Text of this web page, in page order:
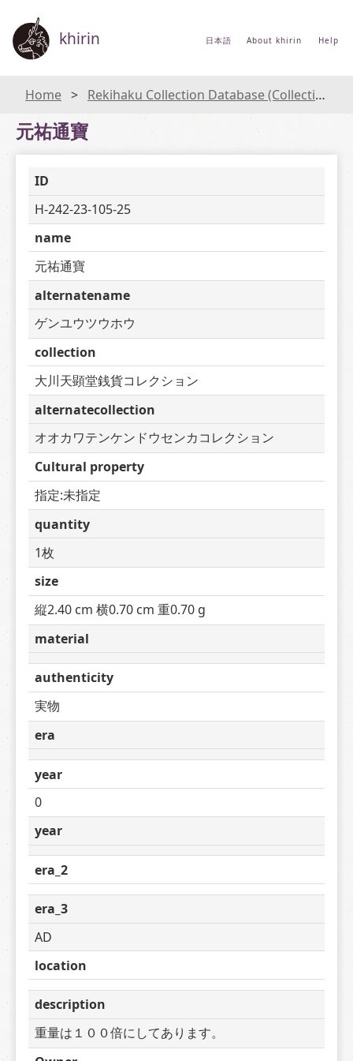
khirin 日本語 About khirin Help
Home Rekihaku Collection Database (Collections Database of the National Museum of Japanese History)
元祐通寶
ID
H-242-23-105-25
name
元祐通寶
alternatename
ゲンユウツウホウ
collection
大川天顕堂銭貨コレクション
alternatecollection
オオカワテンケンドウセンカコレクション
Cultural property
指定:未指定
quantity
1枚
size
縦2.40 cm 横0.70 cm 重0.70 g
material
authenticity
実物
era
year
0
year
era_2
era_3
AD
location
description
重量は１００倍にしてあります。